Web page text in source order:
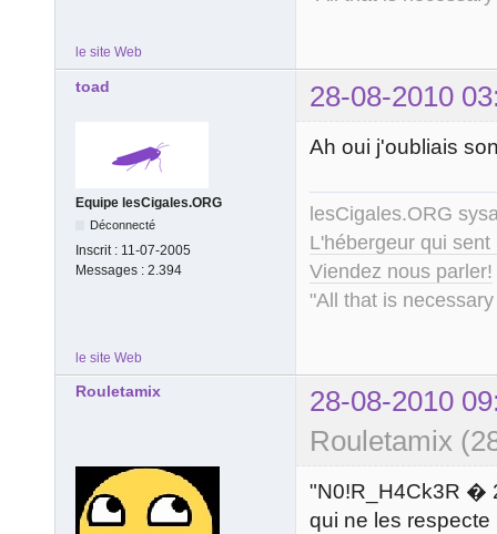
le site Web
toad 28-08-2010
Equipe lesCigales.ORG
Déconnecté
Inscrit : 11-07-2005
Messages : 2.394
Ah oui j'oubliais
lesCigales.ORG
L'hébergeur qui
Viendez nous parler!
"All that is
le site Web
Rouletamix
28-08-2010
Rouletamix
"N0!R_H4Ck3R �
qui ne les